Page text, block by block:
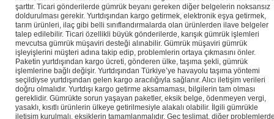
şarttır. Ticari gönderilerde gümrük beyanı gereken diğer belgelerin noksansız
doldurulması gerekir. Yurtdışından kargo getirmek, elektronik eşya getirmek,
tarım ürünleri, ilaç gibi belli sınıflandırmalarda olan ürünlerden ilave belgeler
talep edilebilir. Ticari özellikli büyük gönderilerde, karışık gümrük işlemleri
mevcutsa gümrük müşaviri desteği alınabilir. Gümrük müşaviri gümrük
işleyişlerini müşteri adına takip edip, problemlerin ortaya çıkmasını önler.
Paketin yurtdışından kargo ücreti, gönderen ülke, taşıma şekli, gümrük
işlemlerine bağlı değişir. Yurtdışından Türkiye’ye havayolu taşıma yöntemi
seçildiyse yurtdışından gelen kargo aracılığıyla sağlanır. Alıcı iletişim verileri
doğru olmalıdır. Yurtdışı kargo getirme aksamaması, bilgilerin tam olması
gereklidir. Gümrükte sorun yaşayan paketler, eksik belge, ödenmeyen vergi,
yasaklı, kısıtlı ürünlerin ülkeye getirilmesiyle alakalı olabilir. İlgili gümrükle
iletişim kurulmalı, eksiklerin tamamlanmalıdır. Geç teslimat, diğer